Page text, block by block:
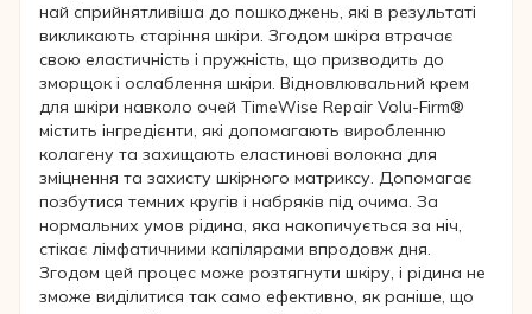
най сприйнятливіша до пошкоджень, які в результаті
викликають старіння шкіри. Згодом шкіра втрачає
свою еластичність і пружність, що призводить до
зморщок і ослаблення шкіри. Відновлювальний крем
для шкіри навколо очей TimeWise Repair Volu-Firm®
містить інгредієнти, які допомагають виробленню
колагену та захищають еластинові волокна для
зміцнення та захисту шкірного матриксу. Допомагає
позбутися темних кругів і набряків під очима. За
нормальних умов рідина, яка накопичується за ніч,
стікає лімфатичними капілярами впродовж дня.
Згодом цей процес може розтягнути шкіру, і рідина не
зможе виділитися так само ефективно, як раніше, що